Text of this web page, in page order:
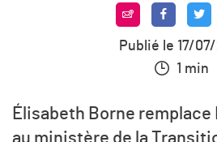
Publié le 17/
1 min
Élisabeth Borne remplace
au ministère de la